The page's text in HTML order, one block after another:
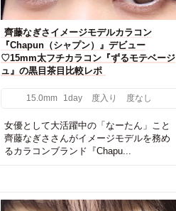
齊藤なぎさイメージモデルカラコン
『Chapun（シャプン）』デビュー
♡15mm太フチカラコン『ずるモテベージ
ュ』の黒目茶目比較レポ
15.0mm 1day 度入り 度なし
女優として大活躍中の「なーたん」こと
齊藤なぎささんがイメージモデルを務め
るカラコンブランド『Chapu...